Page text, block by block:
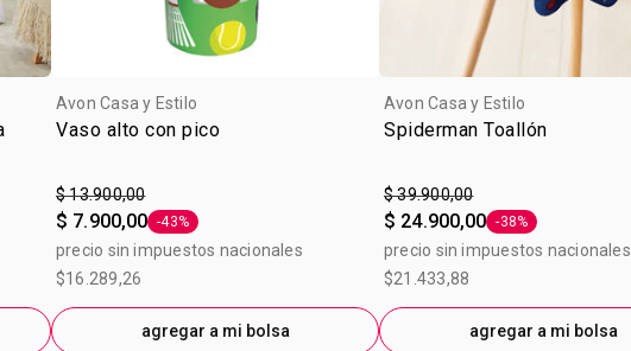
Avon Casa y Estilo
Vaso alto con pico
$ 13.900,00
$ 7.900,00 Etiqueta -43%
-43%
precio sin impuestos nacionales
$16.289,26
agregar a mi bolsa
Avon Casa y Estilo
Spiderman Toallón
$ 39.900,00
$ 24.900,00 Etiqueta -38%
-38%
precio sin impuestos nacionales
$21.433,88
agregar a mi bolsa